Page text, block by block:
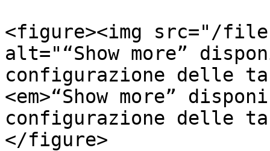
<figure><img src="/files/
alt="“Show more”
configurazione delle
<em>“Show more”
configurazione delle
</figure>